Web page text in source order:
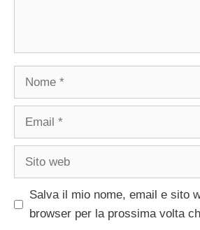
Nome
Email
Sito
Salva il mio nome, email e sito
browser per la prossima volta